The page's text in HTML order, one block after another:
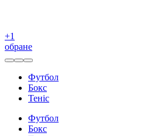
+1
обране
Футбол
Бокс
Теніс
Футбол
Бокс